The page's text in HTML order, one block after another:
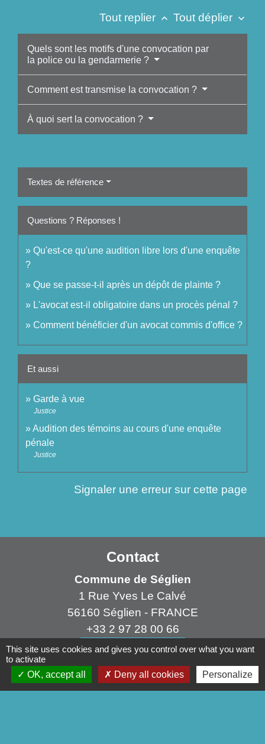
Tout replier keyboard_arrow_up Tout déplier keyboard_arrow_down
Quels sont les motifs d'une convocation par
la police ou la gendarmerie ?
Comment est transmise la convocation ?
À quoi sert la convocation ?
Textes de référence
Questions ? Réponses !
Qu'est-ce qu'une audition libre lors d'une enquête
?
Que se passe-t-il après un dépôt de plainte ?
L'avocat est-il obligatoire dans un procès pénal ?
Comment bénéficier d'un avocat commis d'office ?
Et aussi
Garde à vue
Justice
Audition des témoins au cours d'une enquête
pénale
Justice
Signaler une erreur sur cette page
Contact
Commune de Séglien
1 Rue Yves Le Calvé
56160 Séglien - FRANCE
+33 2 97 28 00 66
Contact par formulaire
This site uses cookies and gives you control over what you want
to activate
OK, accept all
Deny all cookies Personalize